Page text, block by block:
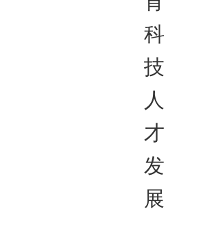
科
技
人
才
发
展